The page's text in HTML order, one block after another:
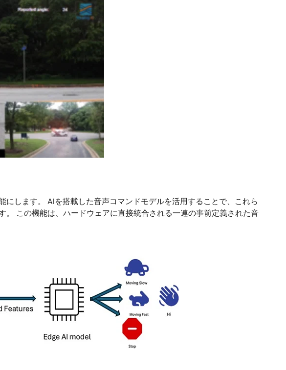
します。 AIを搭載した音声コマンドモデルを活用することで、これら
この機能は、ハードウェアに直接統合される一連の事前定義された音